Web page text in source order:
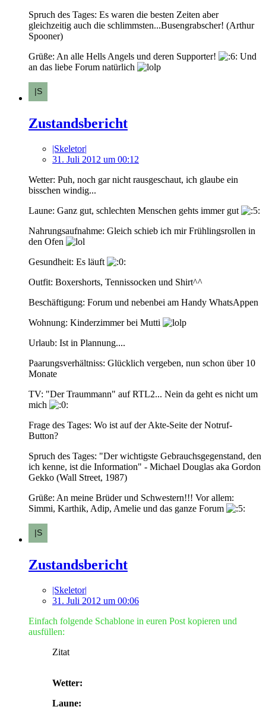
Spruch des Tages: Es waren die besten Zeiten aber
gleichzeitig auch die schlimmsten...Busengrabscher! (Arthur
Spooner)
Grüße: An alle Hells Angels und deren Supporter!
Und
an das liebe Forum natürlich
Zustandsbericht
|Skeletor|
31. Juli 2012 um 00:12
Wetter: Puh, noch gar nicht rausgeschaut, ich glaube ein
bisschen windig...
Laune: Ganz gut, schlechten Menschen gehts immer gut
Nahrungsaufnahme: Gleich schieb ich mir Frühlingsrollen in
den Ofen
Gesundheit: Es läuft
Outfit: Boxershorts, Tennissocken und Shirt^^
Beschäftigung: Forum und nebenbei am Handy WhatsAppen
Wohnung: Kinderzimmer bei Mutti
Urlaub: Ist in Plannung....
Paarungsverhältniss: Glücklich vergeben, nun schon über 10
Monate
TV: "Der Traummann" auf RTL2... Nein da geht es nicht um
mich
Frage des Tages: Wo ist auf der Akte-Seite der Notruf-
Button?
Spruch des Tages: "Der wichtigste Gebrauchsgegenstand, den
ich kenne, ist die Information" - Michael Douglas aka Gordon
Gekko (Wall Street, 1987)
Grüße: An meine Brüder und Schwestern!!! Vor allem:
Simmi, Karthik, Adip, Amelie und das ganze Forum
Zustandsbericht
|Skeletor|
31. Juli 2012 um 00:06
Einfach folgende Schablone in euren Post kopieren und
ausfüllen:
Zitat
Wetter:
Laune: